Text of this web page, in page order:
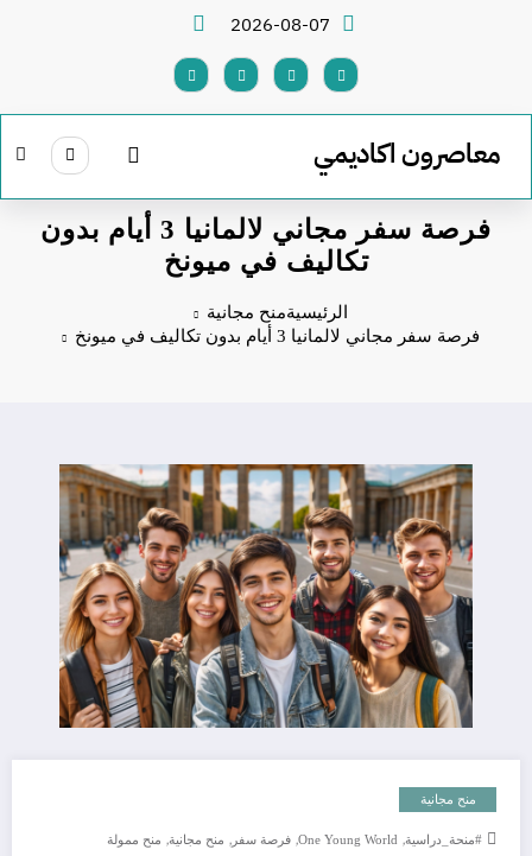
2026-08-07
معاصرون اكاديمي
فرصة سفر مجاني لالمانيا 3 أيام بدون
تكاليف في ميونخ
الرئيسيةمنح مجانية
فرصة سفر مجاني لالمانيا 3 أيام بدون تكاليف في ميونخ
منح مجانية
#منحة_دراسية,
One Young World
, فرصة سفر , منح مجانية, منح ممولة